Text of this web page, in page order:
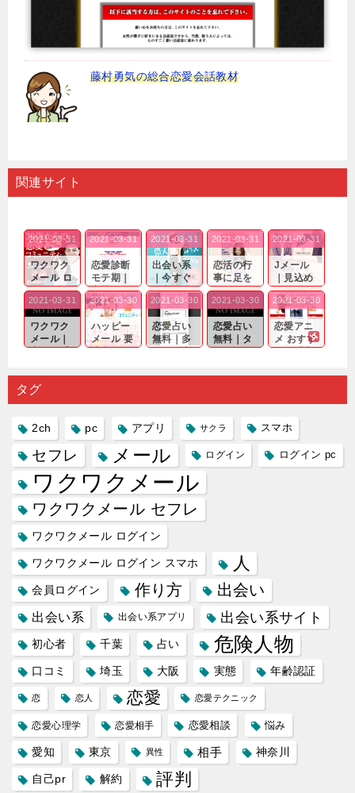
藤村勇気の総合恋愛会話教材
関連サイト
ワクワク
メール ロ
グイン pc
｜心の底
から真
剣...
2021-03-31
恋愛診断
モテ期｜
老若男女
問わ
ず…。
2021-03-31
出会い系
｜今すぐ
仲良くな
れる相手
探しをし
たいと...
2021-03-31
恋活の行
事に足を
運んでも
出会いの
チャンス
が訪れ...
2021-03-31
Jメール
｜見込め
る効果が
確実なも
のであっ
ても…...
2021-03-31
ワクワク
メール｜
り会った
人に軽...
2021-03-31
ハッピー
メール 要
するので
2021-03-30
恋愛占い
無料｜多
プリの内
2021-03-30
恋愛占い
無料｜タ
る人に恋
2021-03-30
恋愛アニ
メ おすす
雑で素人
2021-03-30
タグ
2ch pc アプリ サクラ スマホ
セフレ メール ログイン ログイン pc
ワクワクメール
ワクワクメール セフレ
ワクワクメール ログイン
ワクワクメール ログイン スマホ 人
会員ログイン 作り方 出会い
出会い系 出会い系アプリ 出会い系サイト
初心者 千葉 占い 危険人物
口コミ 埼玉 大阪 実態 年齢認証
恋 恋人 恋愛 恋愛テクニック
恋愛心理学 恋愛相手 恋愛相談 悩み
愛知 東京 異性 相手 神奈川
自己pr 解約 評判